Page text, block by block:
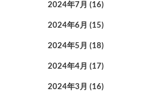
2024年7月 (16)
2024年6月 (15)
2024年5月 (18)
2024年4月 (17)
2024年3月 (16)